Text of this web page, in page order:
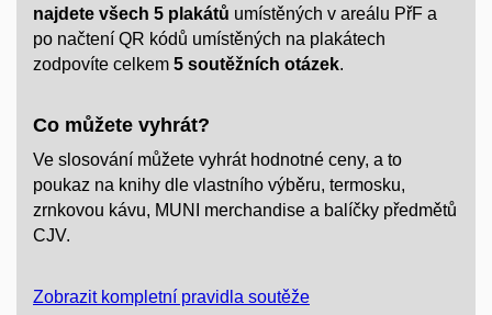
najdete všech 5 plakátů umístěných v areálu PřF a
po načtení QR kódů umístěných na plakátech
zodpovíte celkem 5 soutěžních otázek.
Co můžete vyhrát?
Ve slosování můžete vyhrát hodnotné ceny, a to
poukaz na knihy dle vlastního výběru, termosku,
zrnkovou kávu, MUNI merchandise a balíčky předmětů
CJV.
Zobrazit kompletní pravidla soutěže